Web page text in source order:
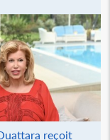
reçoit